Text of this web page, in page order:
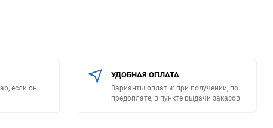
если он
УДОБНАЯ ОПЛАТА
Варианты оплаты: при получении, по
предоплате, в пункте выдачи заказов